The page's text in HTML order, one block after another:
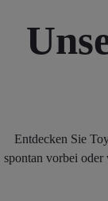
Entdecken Sie
spontan vorbei oder